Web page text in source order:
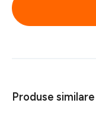
Produse similare